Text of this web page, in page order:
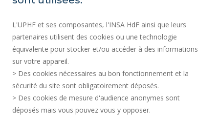
MARCHÉS PUBLICS
CRÉDITS
ESPACE PRESSE
RECRUTEMENTS
PLAN DU SITE
DONNÉES PERSONNELLES
L'UPHF et ses composantes, l'INSA HdF ainsi que leurs
partenaires utilisent des cookies ou une technologie
équivalente pour stocker et/ou accéder à des informations
sur votre appareil.
> Des cookies nécessaires au bon fonctionnement et la
sécurité du site sont obligatoirement déposés.
> Des cookies de mesure d'audience anonymes sont
déposés mais vous pouvez vous y opposer.